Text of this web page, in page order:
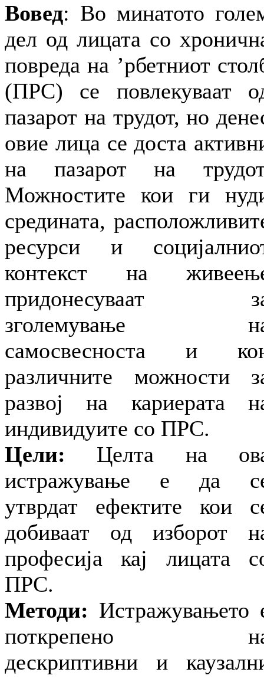
Вовед: Во минатото
дел од лицата со
повреда на ’рбетниот
(ПРС) се повлекуваат
пазарот на трудот, но
овие лица се доста
на пазарот на
Можностите кои ги
средината,
ресурси и
контекст на
придонесуваат
зголемување
самосвесноста и
различните можности
развој на кариерата
индивидуите со ПРС.
Цели: Целта на
истражување е да
утврдат ефектите кои
добиваат од изборот
професија кај лицата
ПРС.
Методи: Истражувањето
поткрепено
дескриптивни и